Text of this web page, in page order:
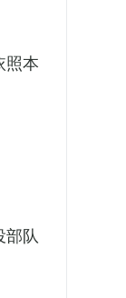
照本
队